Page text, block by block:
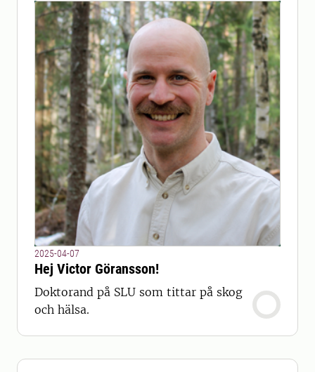
2025-04-07
Hej Victor Göransson!
Doktorand på SLU som tittar på skog
och hälsa.